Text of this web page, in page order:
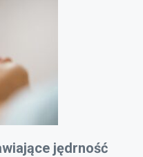
jędrność